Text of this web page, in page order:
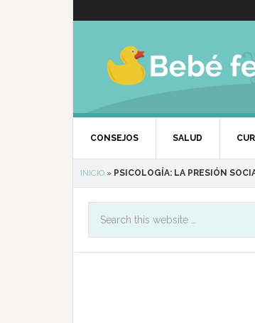
CONSEJOS SALUD
INICIO » PSICOLOGÍA: LA PRESIÓN